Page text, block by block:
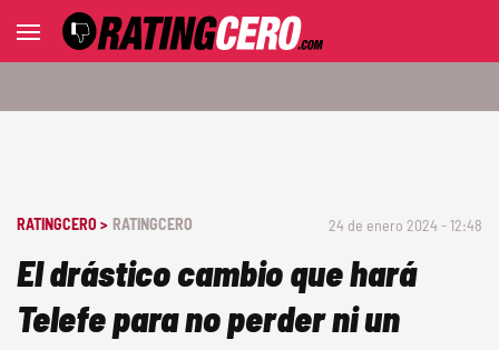
RATINGCERO > RATINGCERO 24 de enero 2024 - 12:48
El drástico cambio que hará
Telefe para no perder ni un